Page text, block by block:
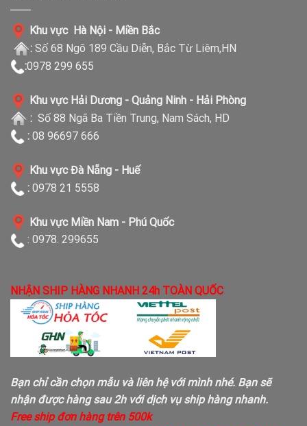
Khu vực Hà Nội - Miền Bắc
: Số 68 Ngõ 189 Cầu Diễn, Bắc Từ Liêm,HN
:0978 299 655
Khu vực Hải Dương - Quảng Ninh - Hải Phòng
: Số 88 Ngã Ba Tiền Trung, Nam Sách, HD
: 08 96697 666
Khu vực Đà Nẵng - Huế
: 0978 21 5558
Khu vực Miền Nam - Phú Quốc
: 0978. 299655
NHẬN SHIP HÀNG NHANH 24h TOÀN QUỐC
Bạn chỉ cần chọn mẫu và liên hệ với mình nhé. Bạn sẽ
nhận được hàng sau 2h với dịch vụ ship hàng nhanh.
Free ship đơn hàng trên 500k